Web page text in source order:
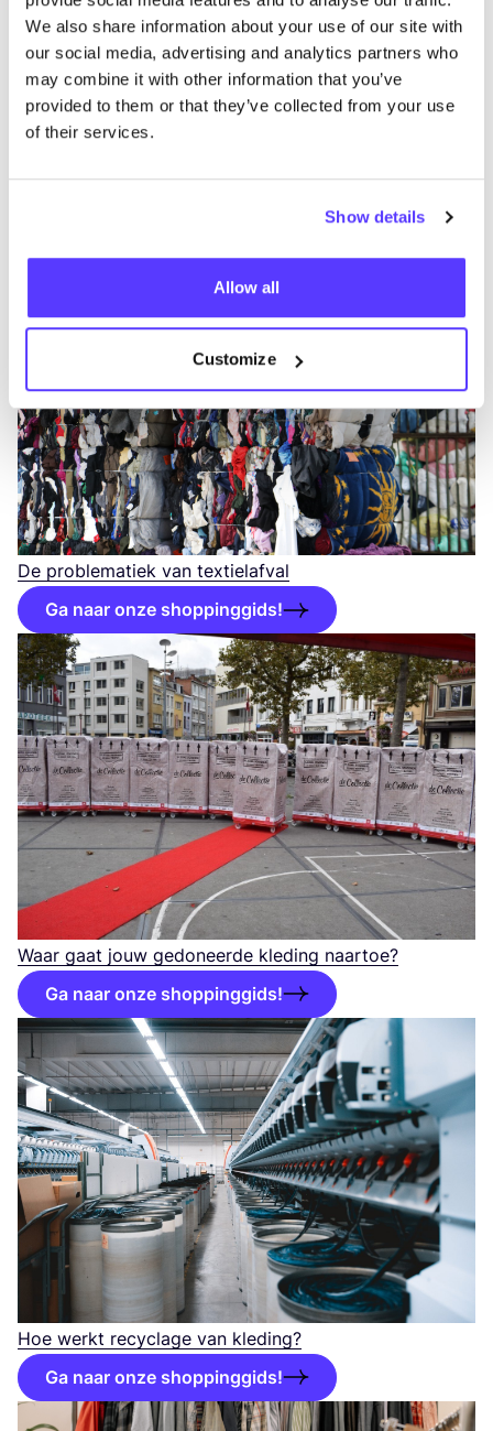
We also share information about your use of our site with
our social media, advertising and analytics partners who
may combine it with other information that you’ve
provided to them or that they’ve collected from your use
of their services.
Show details
Allow all
Customize
Wil je ethi­sche twee­de­hands­win­kels ont­dek­ken via
COSH! Neem dan zeker een kijk­je op onze
shoppinggids
Ga naar onze shoppinggids!
De pro­ble­ma­tiek van textielafval
Ga naar onze shoppinggids!
Waar gaat jouw gedo­neer­de kle­ding naartoe?
Ga naar onze shoppinggids!
Hoe werkt recy­cla­ge van kleding?
Ga naar onze shoppinggids!